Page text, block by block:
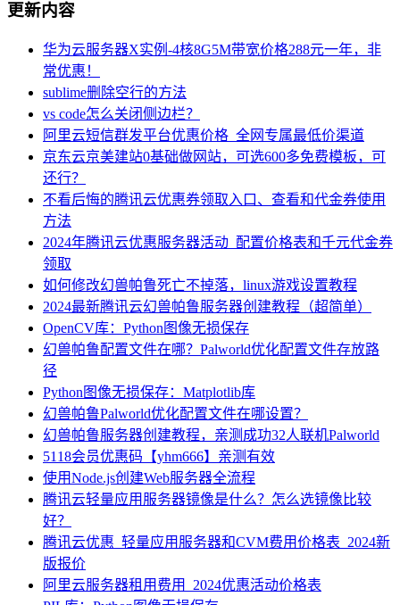
更新内容
华为云服务器X实例-4核8G5M带宽价格288元一年，非
常优惠！
sublime删除空行的方法
vs code怎么关闭侧边栏？
阿里云短信群发平台优惠价格_全网专属最低价渠道
京东云京美建站0基础做网站，可选600多免费模板，可
还行？
不看后悔的腾讯云优惠券领取入口、查看和代金券使用
方法
2024年腾讯云优惠服务器活动_配置价格表和千元代金券
领取
如何修改幻兽帕鲁死亡不掉落，linux游戏设置教程
2024最新腾讯云幻兽帕鲁服务器创建教程（超简单）
OpenCV库：Python图像无损保存
幻兽帕鲁配置文件在哪？Palworld优化配置文件存放路
径
Python图像无损保存：Matplotlib库
幻兽帕鲁Palworld优化配置文件在哪设置？
幻兽帕鲁服务器创建教程，亲测成功32人联机Palworld
5118会员优惠码【yhm666】亲测有效
使用Node.js创建Web服务器全流程
腾讯云轻量应用服务器镜像是什么？怎么选镜像比较
好？
腾讯云优惠_轻量应用服务器和CVM费用价格表_2024新
版报价
阿里云服务器租用费用_2024优惠活动价格表